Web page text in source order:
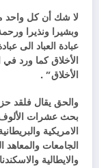
لا شك أن كل واحد
وبشيرا ونذيرا
عبادة العباد الى
الأخلاق كما ورد
الأخلاق” .
والحق يقال فلقد
بحث عشرات الألوف
الامريكية
الجامعات والمعاهد
والايطالية